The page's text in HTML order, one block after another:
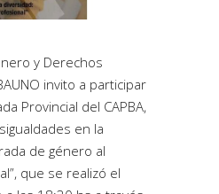
y Derechos
invito a participar
Provincial del CAPBA,
en la
de género al
que se realizó el